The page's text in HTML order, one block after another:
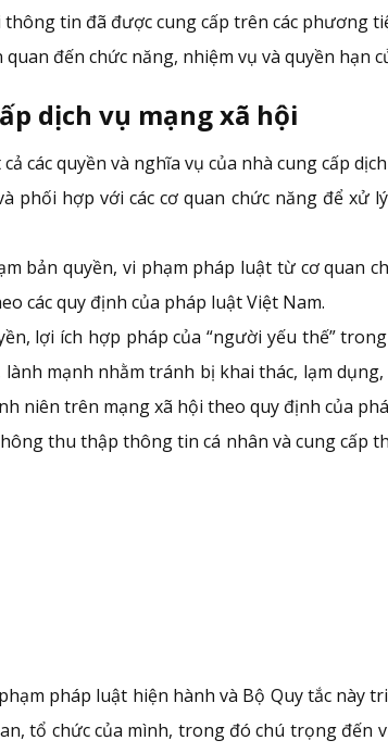
tin đã được cung cấp trên các phương
đến chức năng, nhiệm vụ và quyền hạn
dịch vụ mạng xã hội
các quyền và nghĩa vụ của nhà cung cấp
phối hợp với các cơ quan chức năng để xử
bản quyền, vi phạm pháp luật từ cơ quan
các quy định của pháp luật Việt Nam.
lợi ích hợp pháp của “người yếu thế”
mạnh nhằm tránh bị khai thác, lạm
niên trên mạng xã hội theo quy định của
thu thập thông tin cá nhân và cung cấp
pháp luật hiện hành và Bộ Quy tắc
tổ chức của mình, trong đó chú trọng đến